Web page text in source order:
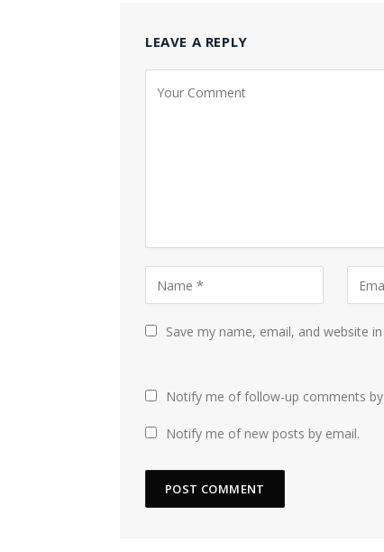
LEAVE A REPLY
Save my name, email, and website
Notify me of follow-up comments by
Notify me of new posts by email.